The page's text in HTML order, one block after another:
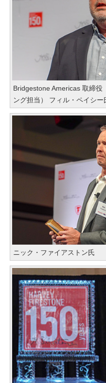
Bridgestone Americas 取締役
ング担当） フィル・ペイシー
ニック・ファイアストン氏